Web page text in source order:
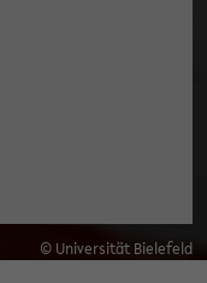
© Universität Bielefeld